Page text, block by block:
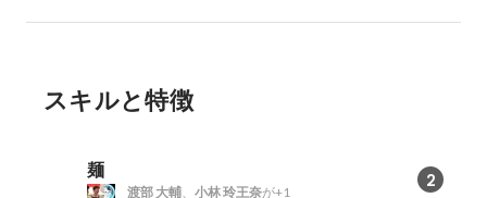
スキルと特徴
麺 2
渡部 大輔、 小林 玲王奈が+1